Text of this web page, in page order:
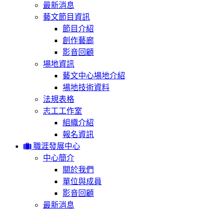
最新消息
藝文節目資訊
節目介紹
創作藝廊
影音回顧
場地資訊
藝文中心場地介紹
場地技術資料
法規表格
志工工作室
組織介紹
報名資訊
職涯發展中心
中心簡介
關於我們
單位與成員
影音回顧
最新消息